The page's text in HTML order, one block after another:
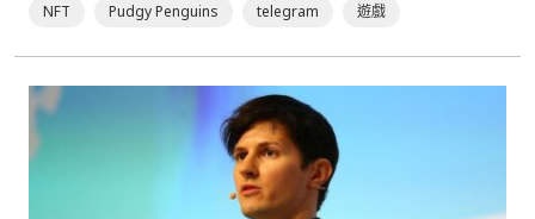
NFT Pudgy Penguins telegram 遊戲